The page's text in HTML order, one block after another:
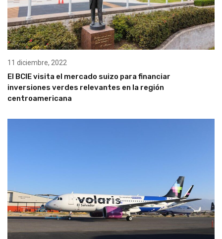
11 diciembre, 2022
El BCIE visita el mercado suizo para financiar
inversiones verdes relevantes en la región
centroamericana